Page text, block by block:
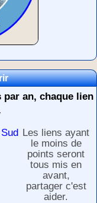
par an, chaque lien
Les liens ayant
le moins de
points seront
tous mis en
avant,
partager c'est
aider.